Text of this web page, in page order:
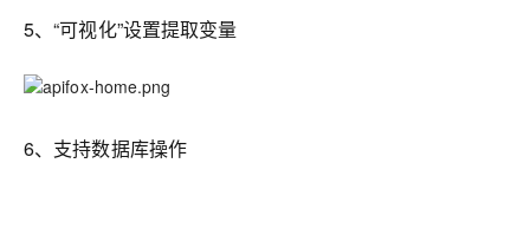
5、“可视化”设置提取变量
6、支持数据库操作